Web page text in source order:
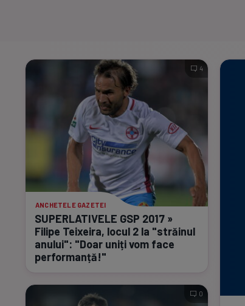
ANCHETELE GAZETEI
SUPERLATIVELE GSP 2017 »
Filipe Teixeira, locul 2 la "străinul
anului": "Doar uniți vom face
performanță!"
4
0